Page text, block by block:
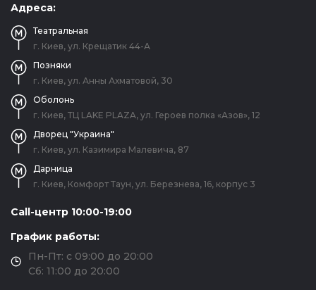
Адреса:
Театральная
г. Киев, ул. Крещатик 44-А
Позняки
г. Киев, ул. Анны Ахматовой, 30
Оболонь
г. Киев, ТЦ LAKE PLAZA, ул. Героев полка «Азов», 12
Дворец "Украина"
г. Киев, ул. Казимира Малевича, 87
Дарница
г. Киев, Комфорт Таун, ул. Березнева, 16, корпус 3
Call-центр 10:00-19:00
График работы:
Пн-Пт: с 09:00 до 20:00
Сб: 11:00 до 20:00